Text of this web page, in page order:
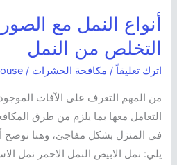
أنواع النمل مع
التخلص من النمل
اترك تعليقاً / مكافحة الحشرات /
من المهم التعرف على الآفات
التعامل معها بما يلزم من طرق
في المنزل بشكل مفاجئ، وهنا نوضح
يلي: نمل الابيض النمل الاحمر نمل
النمل